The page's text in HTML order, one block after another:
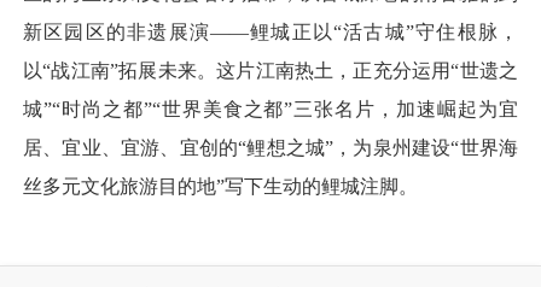
新区园区的非遗展演——鲤城正以“活古城”守住根脉，
以“战江南”拓展未来。这片江南热土，正充分运用“世遗之
城”“时尚之都”“世界美食之都”三张名片，加速崛起为宜
居、宜业、宜游、宜创的“鲤想之城”，为泉州建设“世界海
丝多元文化旅游目的地”写下生动的鲤城注脚。